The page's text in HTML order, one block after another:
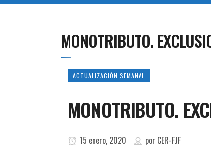
MONOTRIBUTO.
ACTUALIZACIÓN SEMANAL
MONOTRIBUTO.
15 enero, 2020 por CER-FJF